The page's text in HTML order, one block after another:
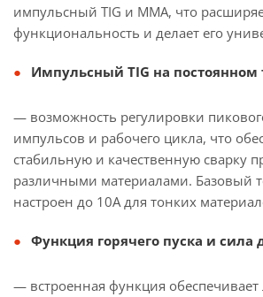
импульсный TIG и MMA, что
функциональность и делает его
Импульсный TIG на постоянном
— возможность регулировки
импульсов и рабочего цикла, что
стабильную и качественную сварку
различными материалами. Базовый
настроен до 10A для тонких
Функция горячего пуска и сила
— встроенная функция обеспечивает